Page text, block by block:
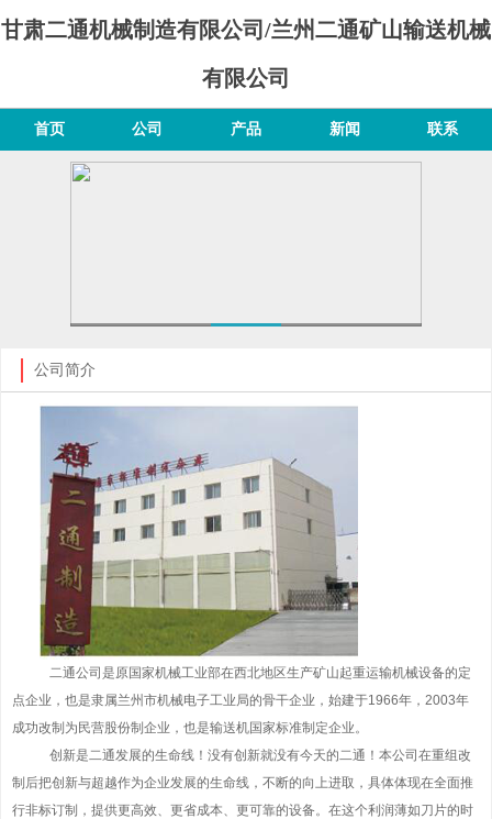
甘肃二通机械制造有限公司/兰州二通矿山输送机械
有限公司
首页 公司 产品 新闻 联系
公司简介
二通公司是原国家机械工业部在西北地区生产矿山起重运输机械设备的定
点企业，也是隶属兰州市机械电子工业局的骨干企业，始建于1966年，2003年
成功改制为民营股份制企业，也是输送机国家标准制定企业。
创新是二通发展的生命线！没有创新就没有今天的二通！本公司在重组改
制后把创新与超越作为企业发展的生命线，不断的向上进取，具体体现在全面推
行非标订制，提供更高效、更省成本、更可靠的设备。在这个利润薄如刀片的时